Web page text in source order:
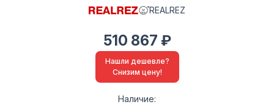
REALREZ
510 867 ₽
Нашли дешевле?
Снизим цену!
Наличие: